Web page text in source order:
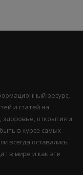
ресурс,
и статей на
открытия и
в курсе самых
всегда оставались
в мире и как эти